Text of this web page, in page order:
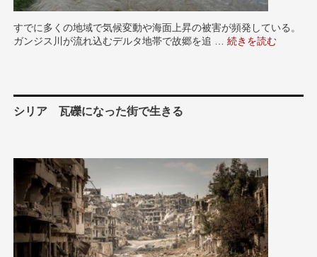
すでに多くの地域で気候変動や海面上昇の被害が頻発している。
ガンジス川が流れ込むデルタ地帯で故郷を追 …“インド 気候変動
続きを読む
シリア 瓦礫になった街で生きる